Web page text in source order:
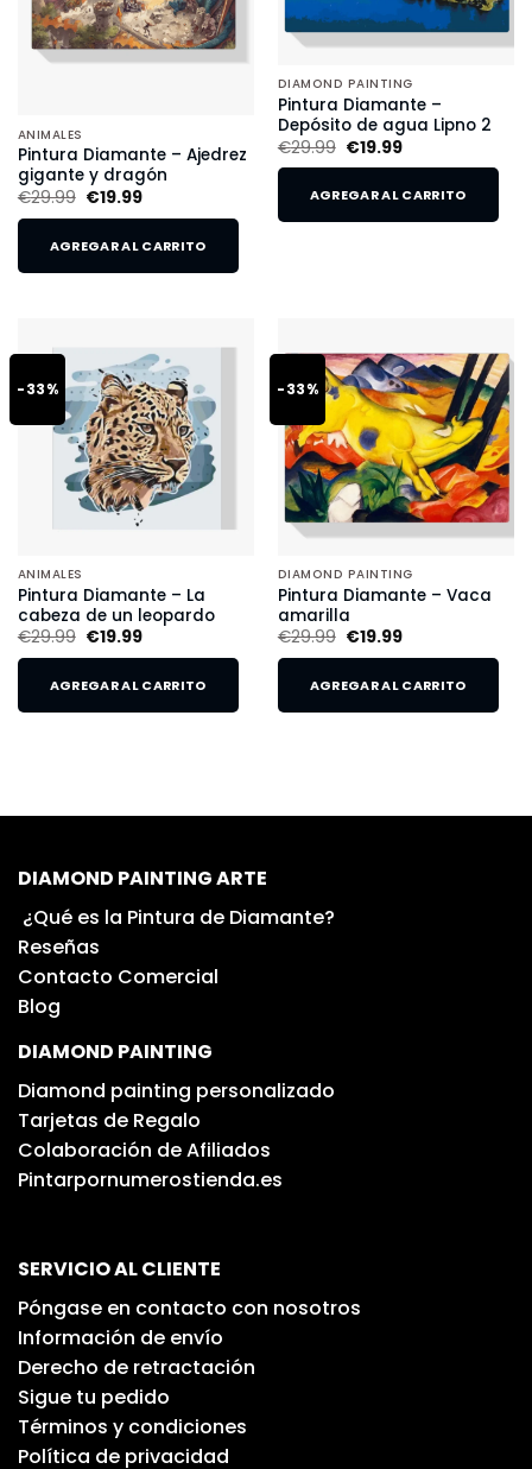
ANIMALES
Pintura Diamante – Ajedrez
gigante y dragón
€29.99 €19.99
AGREGAR AL CARRITO
DIAMOND PAINTING
Pintura Diamante –
Depósito de agua Lipno 2
€29.99 €19.99
AGREGAR AL CARRITO
-33%
ANIMALES
Pintura Diamante – La
cabeza de un leopardo
€29.99 €19.99
AGREGAR AL CARRITO
-33%
DIAMOND PAINTING
Pintura Diamante – Vaca
amarilla
€29.99 €19.99
AGREGAR AL CARRITO
DIAMOND PAINTING ARTE
¿Qué es la Pintura de Diamante?
Reseñas
Contacto Comercial
Blog
DIAMOND PAINTING
Diamond painting personalizado
Tarjetas de Regalo
Colaboración de Afiliados
Pintarpornumerostienda.es
SERVICIO AL CLIENTE
Póngase en contacto con nosotros
Información de envío
Derecho de retractación
Sigue tu pedido
Términos y condiciones
Política de privacidad